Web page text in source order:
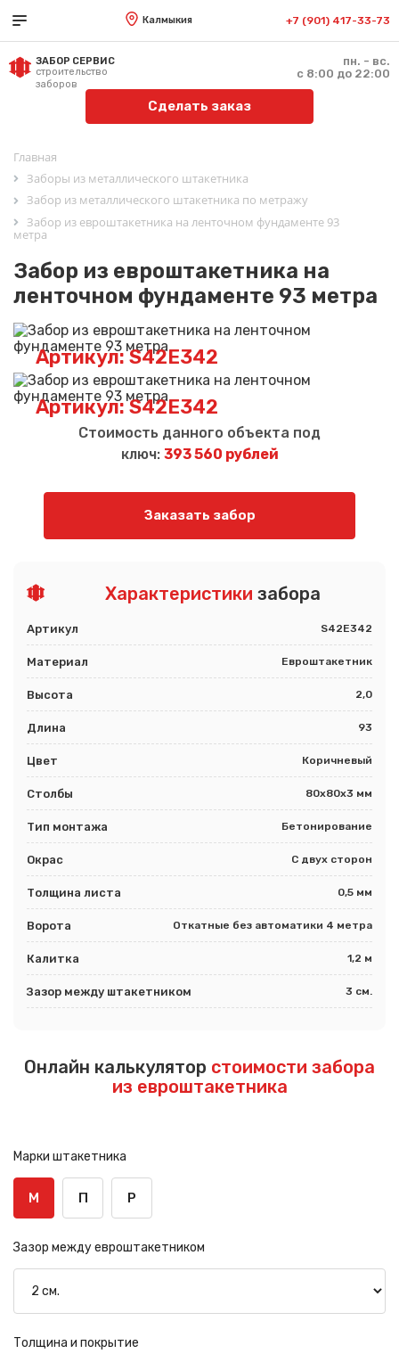
Калмыкия +7 (901) 417-33-73
ЗАБОР СЕРВИС
строительство
заборов
пн. - вс.
с 8:00 до 22:00
Сделать заказ
Главная
Заборы из металлического штакетника
Забор из металлического штакетника по метражу
Забор из евроштакетника на ленточном фундаменте 93
метра
Забор из евроштакетника на
ленточном фундаменте 93 метра
Артикул: S42E342
Артикул: S42E342
Стоимость данного объекта под
ключ: 393 560 рублей
Заказать забор
Характеристики забора
Артикул S42E342
Материал Евроштакетник
Высота 2,0
Длина 93
Цвет Коричневый
Столбы 80х80х3 мм
Тип монтажа Бетонирование
Окрас С двух сторон
Толщина листа 0,5 мм
Ворота Откатные без автоматики 4 метра
Калитка 1,2 м
Зазор между штакетником 3 см.
Онлайн калькулятор стоимости забора
из евроштакетника
Марки штакетника
М П Р
Зазор между евроштакетником
Толщина и покрытие